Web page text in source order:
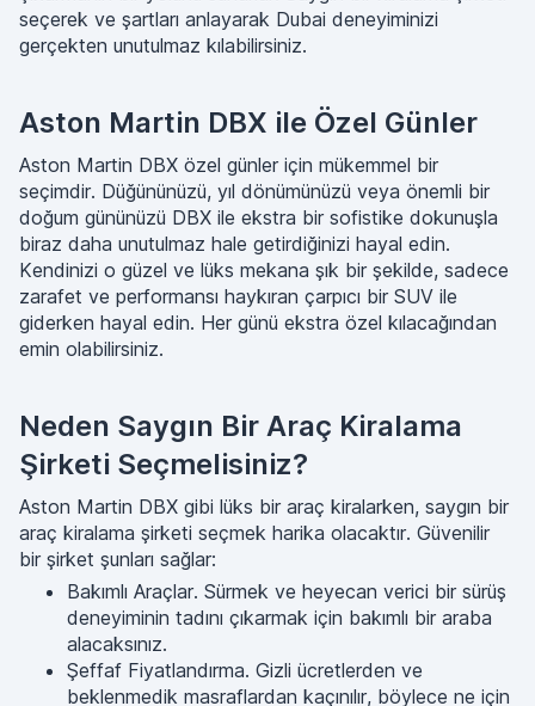
seçerek ve şartları anlayarak Dubai deneyiminizi
gerçekten unutulmaz kılabilirsiniz.
Aston Martin DBX ile Özel Günler
Aston Martin DBX özel günler için mükemmel bir
seçimdir. Düğününüzü, yıl dönümünüzü veya önemli bir
doğum gününüzü DBX ile ekstra bir sofistike dokunuşla
biraz daha unutulmaz hale getirdiğinizi hayal edin.
Kendinizi o güzel ve lüks mekana şık bir şekilde, sadece
zarafet ve performansı haykıran çarpıcı bir SUV ile
giderken hayal edin. Her günü ekstra özel kılacağından
emin olabilirsiniz.
Neden Saygın Bir Araç Kiralama
Şirketi Seçmelisiniz?
Aston Martin DBX gibi lüks bir araç kiralarken, saygın bir
araç kiralama şirketi seçmek harika olacaktır. Güvenilir
bir şirket şunları sağlar:
Bakımlı Araçlar. Sürmek ve heyecan verici bir sürüş
deneyiminin tadını çıkarmak için bakımlı bir araba
alacaksınız.
Şeffaf Fiyatlandırma. Gizli ücretlerden ve
beklenmedik masraflardan kaçınılır, böylece ne için